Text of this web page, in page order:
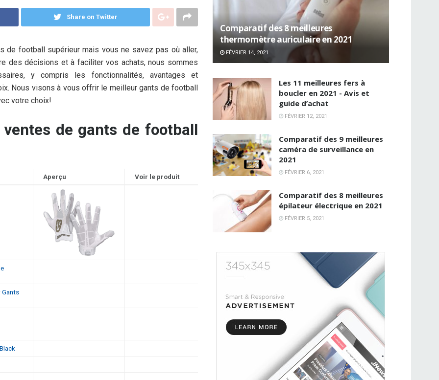
Share on Twitter
de football supérieur mais vous ne savez pas où aller,
des décisions et à faciliter vos achats, nous sommes
y compris les fonctionnalités, avantages et
Nous visons à vous offrir le meilleur gants de football
votre choix!
de gants de football
Aperçu Voir le produit
Comparatif des 8 meilleures
thermomètre auriculaire en 2021
FÉVRIER 14, 2021
Les 11 meilleures fers à
boucler en 2021 - Avis et
guide d’achat
FÉVRIER 12, 2021
Comparatif des 9 meilleures
caméra de surveillance en
2021
FÉVRIER 6, 2021
Comparatif des 8 meilleures
épilateur électrique en 2021
FÉVRIER 5, 2021